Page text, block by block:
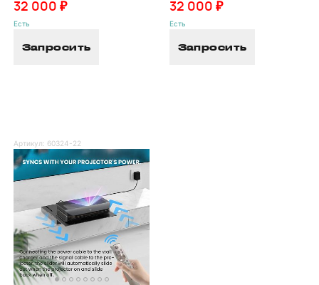
32 000 ₽
Есть
Запросить
32 000 ₽
Есть
Запросить
Артикул: 60324-22